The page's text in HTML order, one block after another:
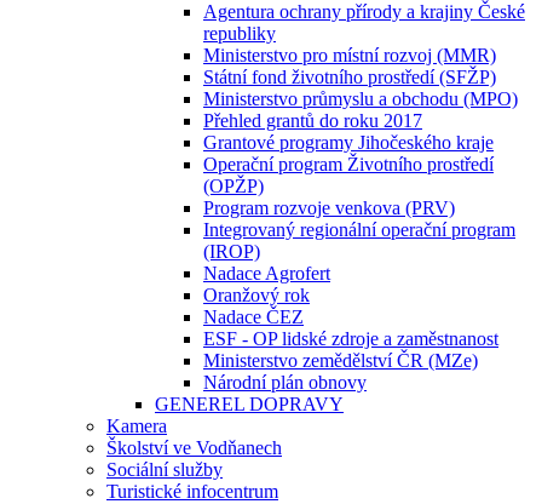
Agentura ochrany přírody a krajiny České
republiky
Ministerstvo pro místní rozvoj (MMR)
Státní fond životního prostředí (SFŽP)
Ministerstvo průmyslu a obchodu (MPO)
Přehled grantů do roku 2017
Grantové programy Jihočeského kraje
Operační program Životního prostředí
(OPŽP)
Program rozvoje venkova (PRV)
Integrovaný regionální operační program
(IROP)
Nadace Agrofert
Oranžový rok
Nadace ČEZ
ESF - OP lidské zdroje a zaměstnanost
Ministerstvo zemědělství ČR (MZe)
Národní plán obnovy
GENEREL DOPRAVY
Kamera
Školství ve Vodňanech
Sociální služby
Turistické infocentrum